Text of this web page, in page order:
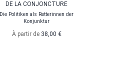
DE LA CONJONCTURE
Die Politiken als Retterinnen der
Konjunktur
À partir de 38,00 €